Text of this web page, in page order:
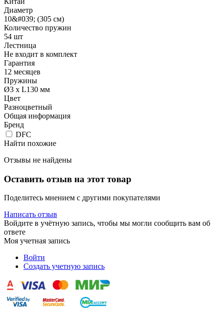
Диаметр
10&#039; (305 см)
Количество пружин
54 шт
Лестница
Не входит в комплект
Гарантия
12 месяцев
Пружины
Ø3 x L130 мм
Цвет
Разноцветный
Общая информация
Бренд
DFC
Найти похожие
Отзывы не найдены
Оставить отзыв на этот товар
Поделитесь мнением с другими покупателями
Написать отзыв
Войдите в учётную запись, чтобы мы могли сообщить вам об
ответе
Моя учетная запись
Войти
Создать учетную запись